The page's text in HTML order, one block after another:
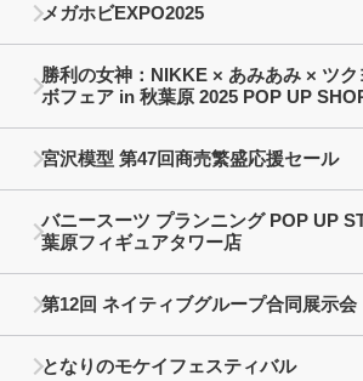
メガホビEXPO2025
勝利の女神：NIKKE × あみあみ × ツク
ボフェア in 秋葉原 2025 POP UP
宮沢模型 第47回商売繁盛応援セール
バニースーツ プランニング POP UP
葉原フィギュアタワー店
第12回 ネイティブグループ合同展示会
となりのモケイフェスティバル